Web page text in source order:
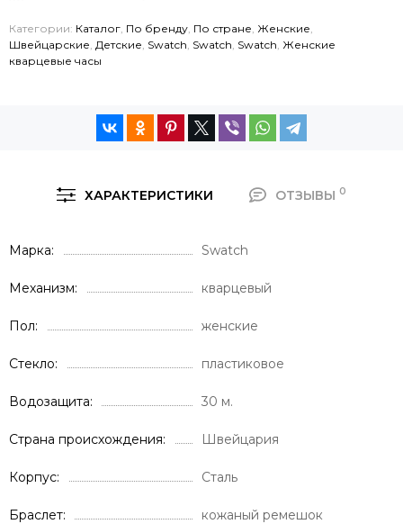
Категории: Каталог По бренду По стране Женские
Швейцарские Детские Swatch Swatch Swatch Женские
кварцевые часы
ХАРАКТЕРИСТИКИ ОТЗЫВЫ 0
Марка Swatch
Механизм кварцевый
Пол женские
Стекло пластиковое
Водозащита 30 м.
Страна происхождения Швейцария
Корпус Сталь
Браслет кожаный ремешок